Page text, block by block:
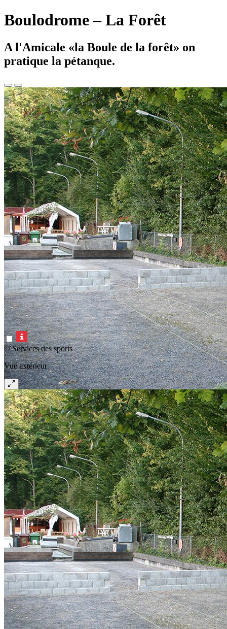
Boulodrome – La Forêt
A l'Amicale «la Boule de la forêt» on
pratique la pétanque.
© Services des sports
Vue extérieur